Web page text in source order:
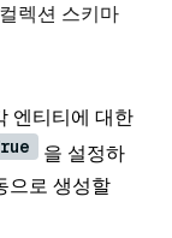
렉션 스키마
엔티티에 대한
을 설정하
으로 생성할